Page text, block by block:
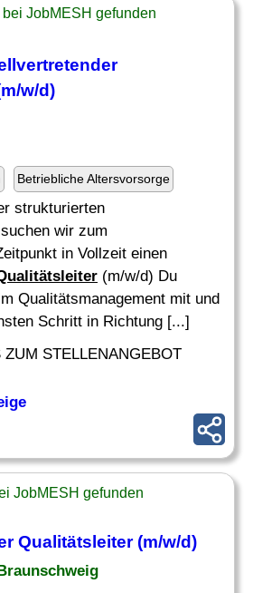
JobMESH gefunden
w/d)
Betriebliche Altersvorsorge
strukturierten
wir zum
in Vollzeit einen
(m/w/d) Du
Qualitätsmanagement mit und
Schritt in Richtung [...]
ZUM STELLENANGEBOT
JobMESH gefunden
Qualitätsleiter(m/w/d)